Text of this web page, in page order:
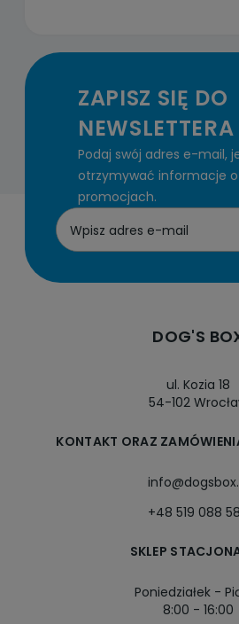
ZAPISZ SIĘ DO
NEWSLETTERA
Podaj swój adres e-mail,
otrzymywać informacje
promocjach.
DOG'S
ul. Kozia 18
54-102
KONTAKT ORAZ
+48 519 088
SKLEP
Poniedziałek -
8:00 - 16:00